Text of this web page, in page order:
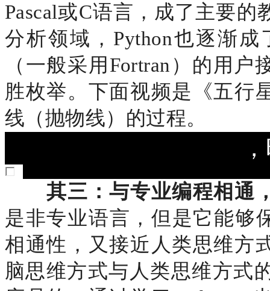
Pascal或C语言，成了主要
分析领域，Python也逐渐
（一般采用Fortran）的用
胜枚举。下面视频是《五行
线（抛物线）的过程。
其三：与专业编程相通
是非专业语言，但是它能够
相通性，又接近人类思维方
脑思维方式与人类思维方式